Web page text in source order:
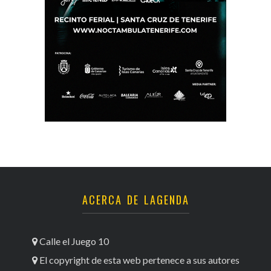
ACERCA DE LAGENDA
Calle el Juego 10
El copyright de esta web pertenece a sus autores